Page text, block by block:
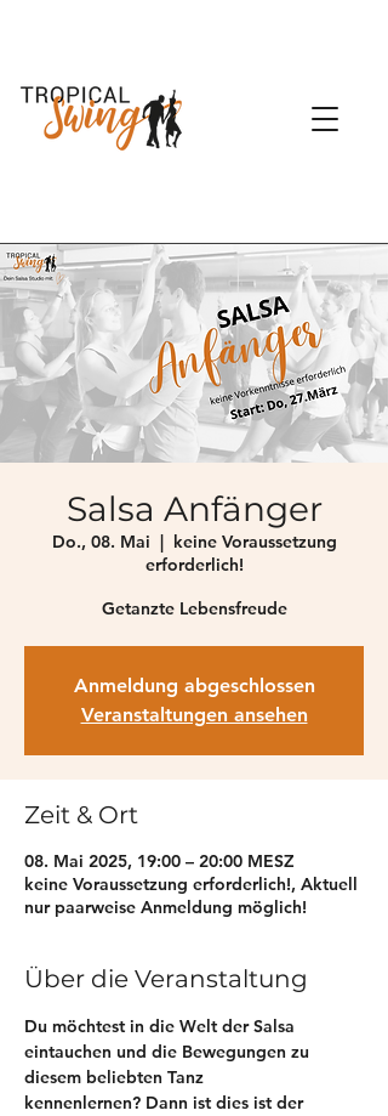
Salsa Anfänger
Do., 08. Mai
  |
keine Voraussetzung
erforderlich!
Getanzte Lebensfreude
Anmeldung abgeschlossen
Veranstaltungen ansehen
Zeit & Ort
08. Mai 2025, 19:00 – 20:00 MESZ
keine Voraussetzung erforderlich!, Aktuell
nur paarweise Anmeldung möglich!
Über die Veranstaltung
Du möchtest in die Welt der Salsa
eintauchen und die Bewegungen zu
diesem beliebten Tanz
kennenlernen? Dann ist dies ist der